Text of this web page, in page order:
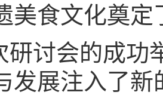
美食文化奠定
研讨会的成功
发展注入了